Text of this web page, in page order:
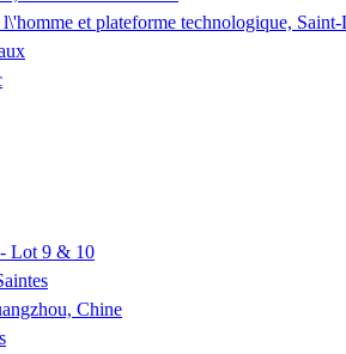
l\'homme et plateforme technologique,
Lot 9 & 10
Chine